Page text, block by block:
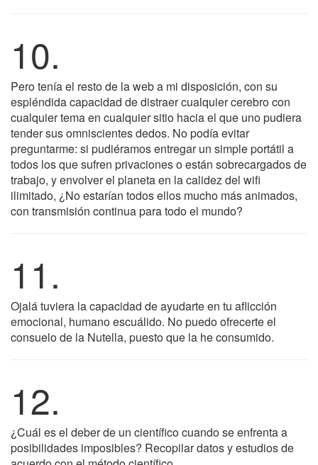
10.
Pero tenía el resto de la web a mi disposición, con su
espléndida capacidad de distraer cualquier cerebro con
cualquier tema en cualquier sitio hacia el que uno pudiera
tender sus omniscientes dedos. No podía evitar
preguntarme: si pudiéramos entregar un simple portátil a
todos los que sufren privaciones o están sobrecargados de
trabajo, y envolver el planeta en la calidez del wifi
ilimitado, ¿No estarían todos ellos mucho más animados,
con transmisión continua para todo el mundo?
11.
Ojalá tuviera la capacidad de ayudarte en tu aflicción
emocional, humano escuálido. No puedo ofrecerte el
consuelo de la Nutella, puesto que la he consumido.
12.
¿Cuál es el deber de un científico cuando se enfrenta a
posibilidades imposibles? Recopilar datos y estudios de